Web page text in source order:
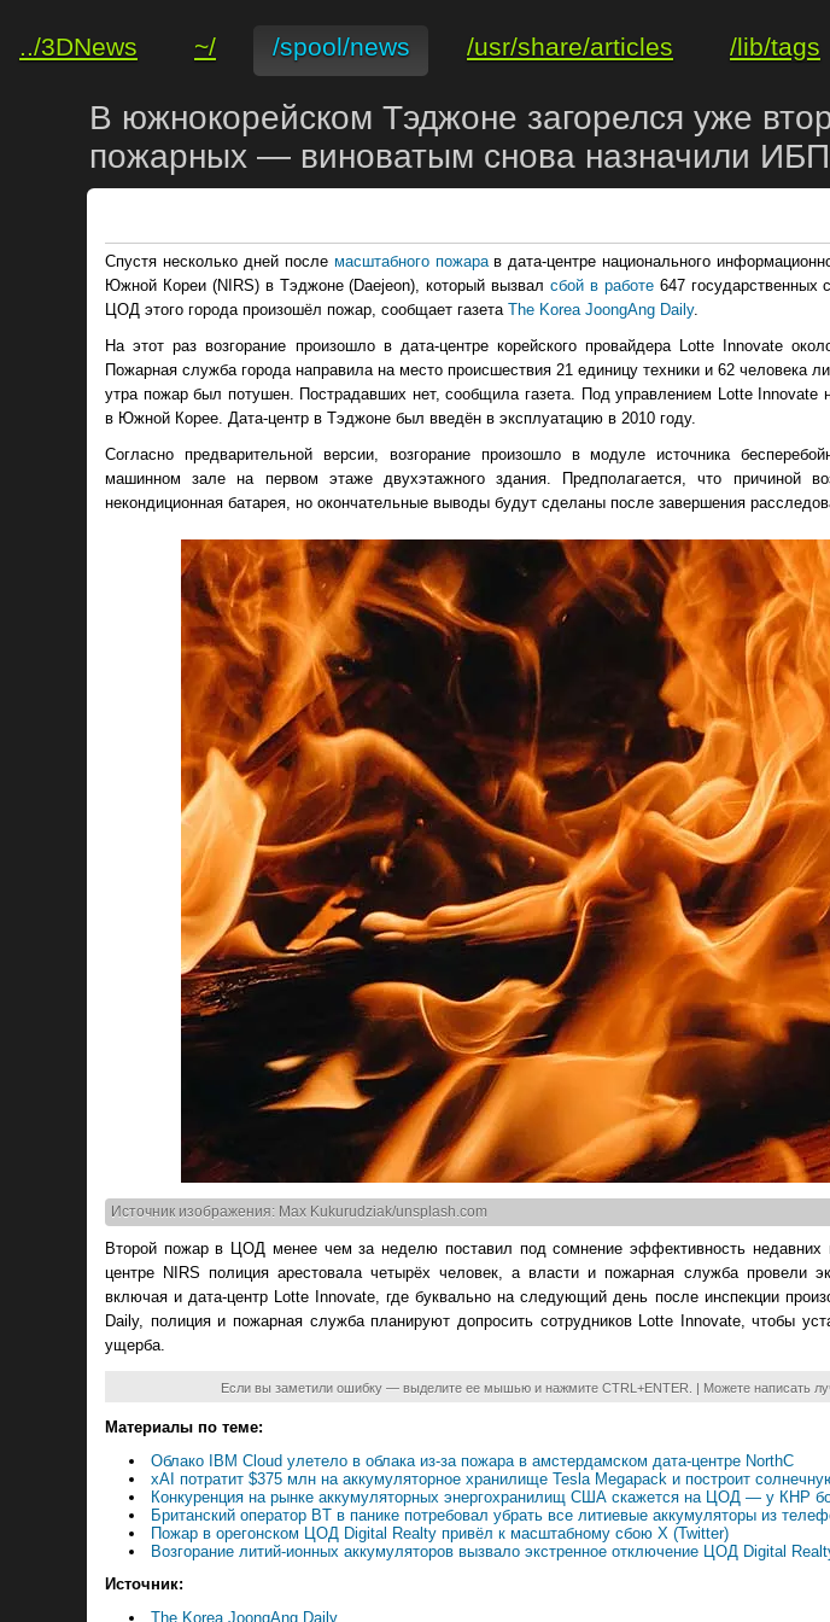
../3DNews ~/ /spool/news /usr/share/articles /lib/tags
В южнокорейском Тэджоне загорелся уже
пожарных — виноватым снова назначили ИБП
Спустя несколько дней после масштабного пожарав дата-центре национального
Южной Кореи (NIRS) в Тэджоне (Daejeon), который вызвал сбой в работе647 государственных
ЦОД этого города произошёл пожар, сообщает газета The Korea JoongAng Daily.
На этот раз возгорание произошло в дата-центре корейского провайдера Lotte Innovate
Пожарная служба города направила на место происшествия 21 единицу техники и 62 человека
утра пожар был потушен. Пострадавших нет, сообщила газета. Под управлением Lotte Innovate
в Южной Корее. Дата-центр в Тэджоне был введён в эксплуатацию в 2010 году.
Согласно предварительной версии, возгорание произошло в модуле источника
машинном зале на первом этаже двухэтажного здания. Предполагается, что причиной
некондиционная батарея, но окончательные выводы будут сделаны после завершения
Источник изображения: Max Kukurudziak/unsplash.com
Второй пожар в ЦОД менее чем за неделю поставил под сомнение эффективность
центре NIRS полиция арестовала четырёх человек, а власти и пожарная служба провели
включая и дата-центр Lotte Innovate, где буквально на следующий день после инспекции
Daily, полиция и пожарная служба планируют допросить сотрудников Lotte Innovate, чтобы
ущерба.
Если вы заметили ошибку — выделите ее мышью и нажмите CTRL+ENTER. | Можете написать
Материалы по теме:
Облако IBM Cloud улетело в облака из-за пожара в амстердамском дата-центре NorthC
xAI потратит $375 млн на аккумуляторное хранилище Tesla Megapack и построит
Конкуренция на рынке аккумуляторных энергохранилищ США скажется на ЦОД — у КНР
Британский оператор BT в панике потребовал убрать все литиевые аккумуляторы из
Пожар в орегонском ЦОД Digital Realty привёл к масштабному сбою X (Twitter)
Возгорание литий-ионных аккумуляторов вызвало экстренное отключение ЦОД Digital
Источник:
The Korea JoongAng Daily